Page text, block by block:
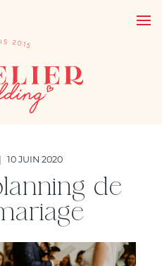
10 JUIN 2020
de